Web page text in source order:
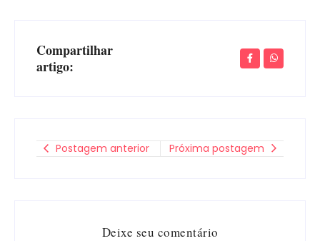
Compartilhar
artigo:
Postagem anterior Próxima postagem
Deixe seu comentário